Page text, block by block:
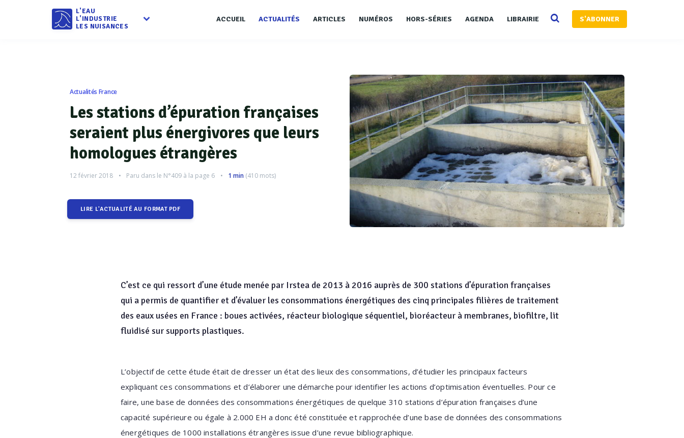
L'EAU
L'INDUSTRIE
LES NUISANCES
ACCUEIL ACTUALITÉS ARTICLES NUMÉROS HORS-SÉRIES AGENDA LIBRAIRIE S'ABONNER
Actualités France
Les stations d’épuration françaises
seraient plus énergivores que leurs
homologues étrangères
12 février 2018 Paru dans le N°409 à la page 6 1 min (410 mots)
LIRE L'ACTUALITÉ AU FORMAT PDF
C’est ce qui ressort d’une étude menée par Irstea de 2013 à 2016 auprès de 300 stations d’épuration françaises
qui a permis de quantifier et d’évaluer les consommations énergétiques des cinq principales filières de traitement
des eaux usées en France : boues activées, réacteur biologique séquentiel, bioréacteur à membranes, biofiltre, lit
fluidisé sur supports plastiques.
L’objectif de cette étude était de dresser un état des lieux des consommations, d’étudier les principaux facteurs
expliquant ces consommations et d’élaborer une démarche pour identifier les actions d’optimisation éventuelles. Pour ce
faire, une base de données des consommations énergétiques de quelque 310 stations d’épuration françaises d’une
capacité supérieure ou égale à 2.000 EH a donc été constituée et rapprochée d’une base de données des consommations
énergétiques de 1000 installations étrangères issue d’une revue bibliographique.